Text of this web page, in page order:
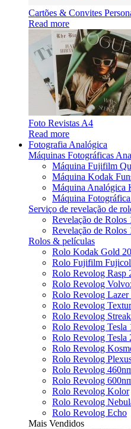
Cartões & Convites
Read more
Foto Revistas A4
Read more
Fotografia Analógica
Máquinas Fotográficas
Máquina Fujifilm
Máquina Kodak
Máquina Analógica
Máquina
Serviço de revelação de
Revelação de Rolos
Revelação de Rolos
Rolos & películas
Rolo Kodak Gold
Rolo Fujifilm
Rolo Revolog Rasp
Rolo Revolog
Rolo Revolog Lazer
Rolo Revolog
Rolo Revolog
Rolo Revolog Tesla
Rolo Revolog Tesla
Rolo Revolog
Rolo Revolog
Rolo Revolog
Rolo Revolog
Rolo Revolog Kolor
Rolo Revolog
Rolo Revolog Echo
Mais Vendidos